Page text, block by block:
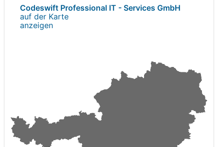
Codeswift Professional IT - Services GmbH
auf der Karte
anzeigen